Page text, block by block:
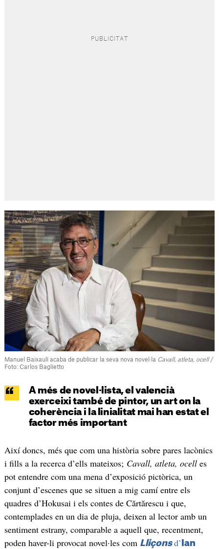
Manuel Baixauli acaba de publicar la seva nova novel·la Cavall, atleta, ocell/
Foto: Carlos Baglietto
A més de novel·lista, el valencià
exerceixi també de pintor, un art on la
coherència i la linialitat mai han estat el
factor més important
Així doncs, més que com una història sobre pares lacònics
i fills a la recerca d’ells mateixos; Cavall, atleta, ocelles
pot entendre com una mena d’exposició pictòrica, un
conjunt d’escenes que se situen a mig camí entre els
quadres d’Hokusai i els contes de Cărtărescu i que,
contemplades en un dia de pluja, deixen al lector amb un
sentiment estrany, comparable a aquell que, recentment,
poden haver-li provocat novel·les com Lliçons d’ Ian